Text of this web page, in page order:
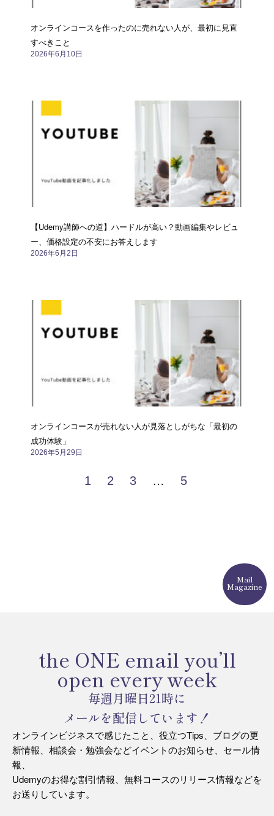
オンラインコースを作ったのに売れない人が、最初に見直
すべきこと
2026年6月10日
【Udemy講師への道】ハードルが高い？動画編集やレビュ
ー、価格設定の不安にお答えします
2026年6月2日
オンラインコースが売れない人が見落としがちな「最初の
成功体験」
2026年5月29日
1 2 3 … 5
Mail
Magazine
the ONE email you’ll
open every week
毎週月曜日21時に
メールを配信しています！
オンラインビジネスで感じたこと、役立つTips、ブログの更
新情報、相談会・勉強会などイベントのお知らせ、セール情
報、
Udemyのお得な割引情報、無料コースのリリース情報などを
お送りしています。